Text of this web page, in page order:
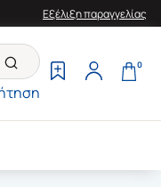
Εξέλιξη παραγγελίας
0